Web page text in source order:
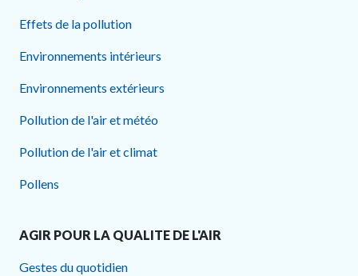
Effets de la pollution
Environnements intérieurs
Environnements extérieurs
Pollution de l'air et météo
Pollution de l'air et climat
Pollens
AGIR POUR LA QUALITE DE L'AIR
Gestes du quotidien